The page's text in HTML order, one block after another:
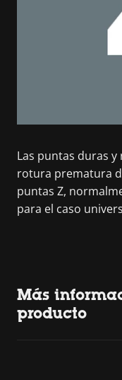
Las puntas duras
rotura prematura
puntas Z,
para el caso
Más
producto